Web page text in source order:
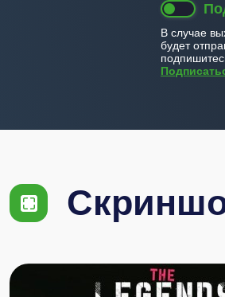
В случае
будет